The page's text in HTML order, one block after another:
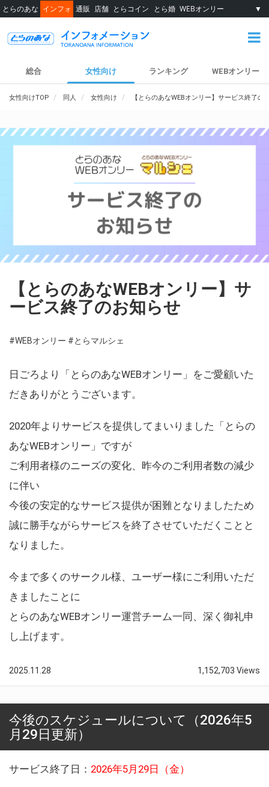
とらのあな インフォ 通販 店舗 とらコイン とら婚 WEBオンリー ▼
総合 女性向け ランキング WEBオンリー
女性向けTOP 同人 女性向け 【とらのあなWEBオンリー】サービス終了の
【とらのあなWEBオンリー】サ
ービス終了のお知らせ
#WEBオンリー #とらマルシェ
日ごろより「とらのあなWEBオンリー」をご愛顧いた
だきありがとうございます。
2020年よりサービスを提供してまいりました「とらの
あなWEBオンリー」ですが
ご利用者様のニーズの変化、昨今のご利用者数の減少
に伴い
今後の安定的なサービス提供が困難となりましたため
誠に勝手ながらサービスを終了させていただくことと
なりました。
今まで多くのサークル様、ユーザー様にご利用いただ
きましたことに
とらのあなWEBオンリー運営チーム一同、深く御礼申
し上げます。
2025.11.28 1,152,703 Views
今後のスケジュールについて（2026年5
月29日更新）
サービス終了日： 2026年5月29日（金）